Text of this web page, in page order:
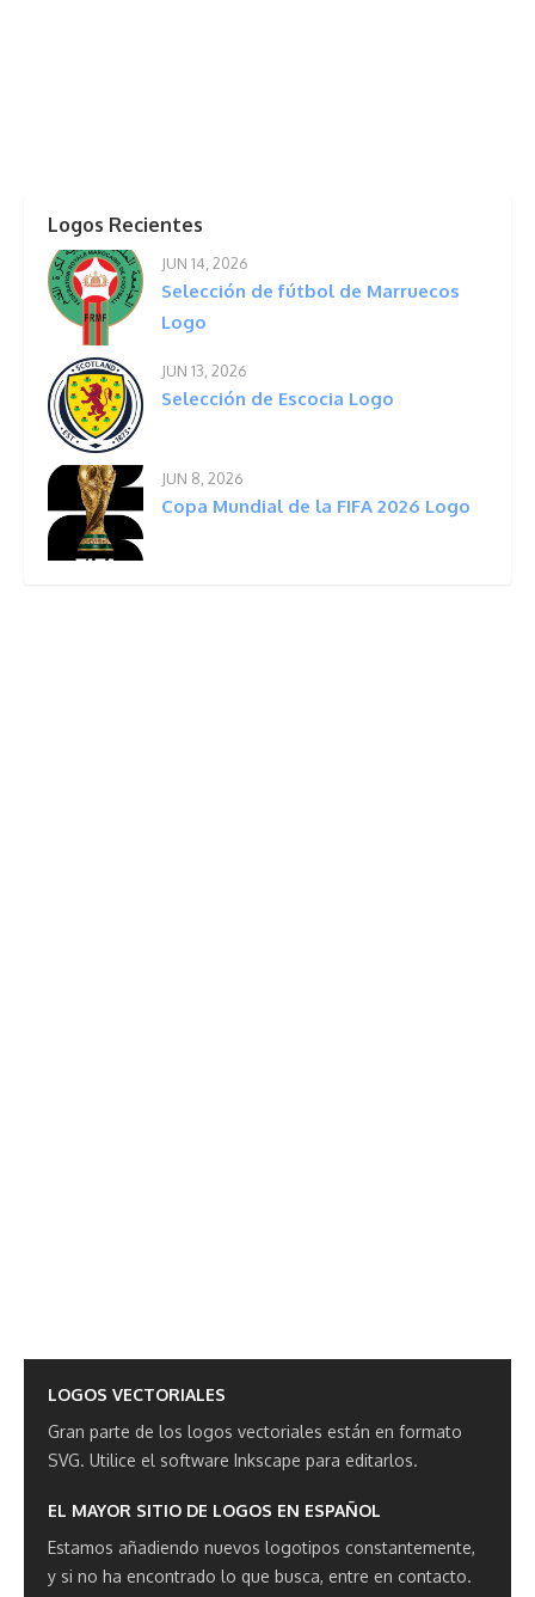
Logos Recientes
JUN 14, 2026
Selección de fútbol de Marruecos
Logo
JUN 13, 2026
Selección de Escocia Logo
JUN 8, 2026
Copa Mundial de la FIFA 2026 Logo
LOGOS VECTORIALES
Gran parte de los logos vectoriales están en formato
SVG. Utilice el software Inkscape para editarlos.
EL MAYOR SITIO DE LOGOS EN ESPAÑOL
Estamos añadiendo nuevos logotipos constantemente,
y si no ha encontrado lo que busca, entre en contacto.